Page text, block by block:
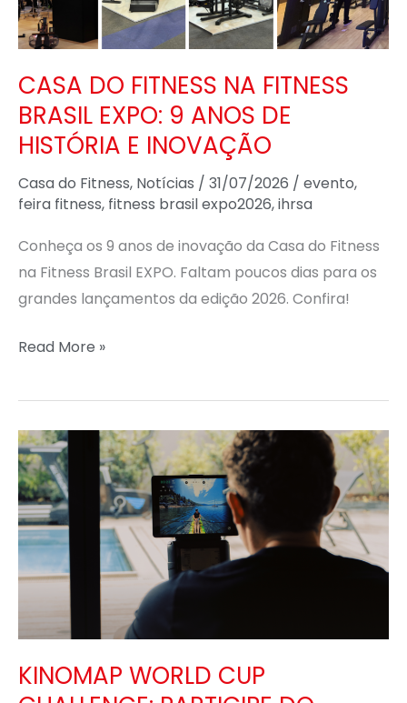
CASA DO FITNESS NA FITNESS
BRASIL EXPO: 9 ANOS DE
HISTÓRIA E INOVAÇÃO
Casa do Fitness, Notícias / 31/07/2026 / evento,
feira fitness, fitness brasil expo2026,ihrsa
Conheça os 9 anos de inovação da Casa do Fitness
na Fitness Brasil EXPO. Faltam poucos dias para os
grandes lançamentos da edição 2026. Confira!
EXPO:
9
DE
HISTÓRIA
E
Read More »
KINOMAP WORLD CUP
KINOMAP
WORLD
CUP
CHALLENGE:
PARTICIPE
DO